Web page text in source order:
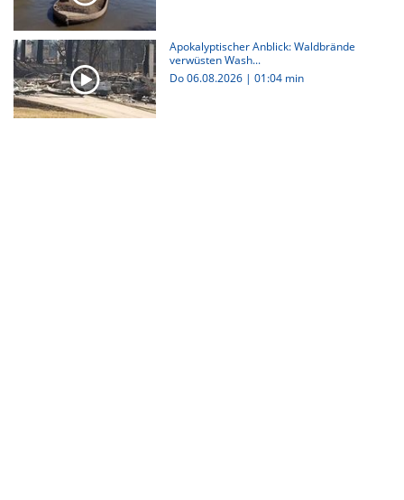
Apokalyptischer Anblick: Waldbrände
verwüsten Wash...
Do 06.08.2026 | 01:04 min